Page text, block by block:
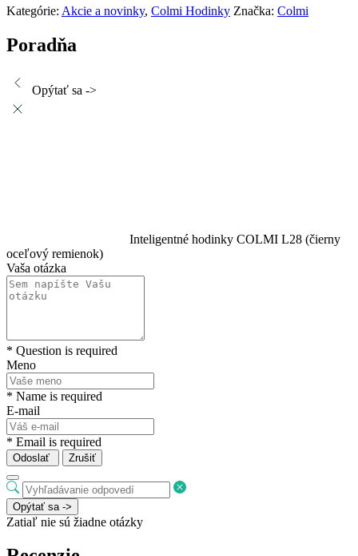
Kategórie: Akcie a novinky, Colmi Hodinky Značka: Colmi
Poradňa
Opýtať sa ->
Inteligentné hodinky COLMI L28 (čierny
oceľový remienok)
Vaša otázka
* Question is required
Meno
* Name is required
E-mail
* Email is required
Odoslať Zrušiť
Opýtať sa ->
Zatiaľ nie sú žiadne otázky